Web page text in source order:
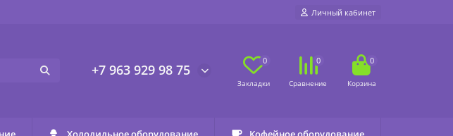
Личный кабинет
+7 963 929 98 75
0 0 0